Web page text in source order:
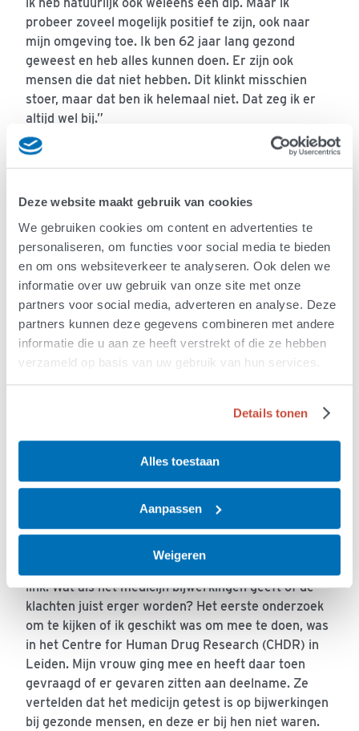
Deze website maakt gebruik van cookies
We gebruiken cookies om content en advertenties te
personaliseren, om functies voor social media te bieden
en om ons websiteverkeer te analyseren. Ook delen we
informatie over uw gebruik van onze site met onze
partners voor social media, adverteren en analyse. Deze
partners kunnen deze gegevens combineren met andere
informatie die u aan ze heeft verstrekt of die ze hebben
verzameld op basis van uw gebruik van hun services.
Details tonen
Alles toestaan
Aanpassen
Weigeren
probeer zoveel mogelijk positief te zijn, ook naar
mijn omgeving toe. Ik ben 62 jaar lang gezond
geweest en heb alles kunnen doen. Er zijn ook
mensen die dat niet hebben. Dit klinkt misschien
stoer, maar dat ben ik helemaal niet. Dat zeg ik er
altijd wel bij.”
Waarom besloot je om deel te nemen
aan een medicijnstudie?
“Ik werd eerst benaderd voor de MEASURE studie
Dit is geen medicijnstudie, maar een studie die kijkt
naar de stofwisseling bij ALS-patiënten. Ik had me
ook aangemeld bij
TRICALS
. Op een gegeven
moment kreeg ik een mail dat er een nieuwe studie
begon. Daar zat ook een bijlage bij, die heb ik
uitgeprint en doorgelezen.
daarom probeer je alles aan te grijpen om ertegen
heb ik de kans op mee te doen, wat anderen
misschien niet hebben.
De keuze om mee te doen heb ik met mijn vrouw,
dochter, een aantal goede vrienden en de huisarts
besproken. Mijn vrouw vond het in eerste instantie
link. Wat als het medicijn bijwerkingen geeft of de
klachten juist erger worden? Het eerste onderzoek
om te kijken of ik geschikt was om mee te doen, was
in het Centre for Human Drug Research (CHDR) in
Leiden. Mijn vrouw ging mee en heeft daar toen
gevraagd of er gevaren zitten aan deelname. Ze
vertelden dat het medicijn getest is op bijwerkingen
bij gezonde mensen, en deze er bij hen niet waren.